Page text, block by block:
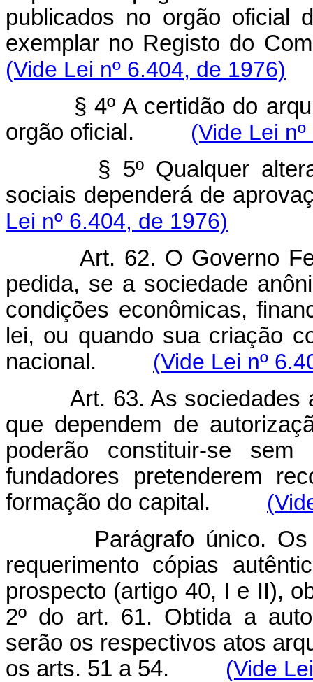
publicados no orgão oficial
exemplar no Registo do
(Vide Lei nº 6.404, de 1976)
§ 4º A certidão do
orgão oficial.
(Vide Lei
§ 5º Qualquer
sociais dependerá de
Lei nº 6.404, de 1976)
Art. 62. O Governo
pedida, se a sociedade
condições econômicas,
lei, ou quando sua criação
nacional.
(Vide Lei nº
Art. 63. As sociedades
que dependem de
poderão constituir-se
fundadores pretenderem
formação do capital.
Parágrafo único.
requerimento cópias
prospecto (artigo 40, I e II),
2º do art. 61. Obtida a
serão os respectivos atos
os arts. 51 a 54.
(Vide